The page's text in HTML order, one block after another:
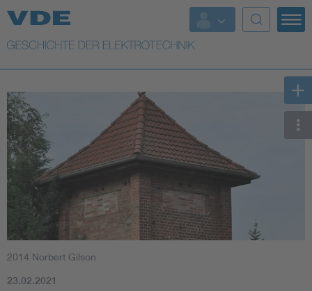
Top Themen
Weitere Themen
2014 Norbert Gilson
23.02.2021